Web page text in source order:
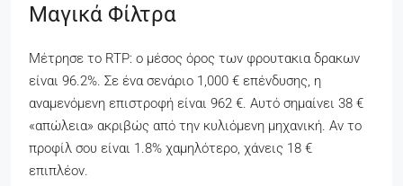
Μαγικά Φίλτρα
Μέτρησε το RTP: ο μέσος όρος των φρουτακια δρακων
είναι 96.2%. Σε ένα σενάριο 1,000 € επένδυσης, η
αναμενόμενη επιστροφή είναι 962 €. Αυτό σημαίνει 38 €
«απώλεια» ακριβώς από την κυλιόμενη μηχανική. Αν το
προφίλ σου είναι 1.8% χαμηλότερο, χάνεις 18 €
επιπλέον.